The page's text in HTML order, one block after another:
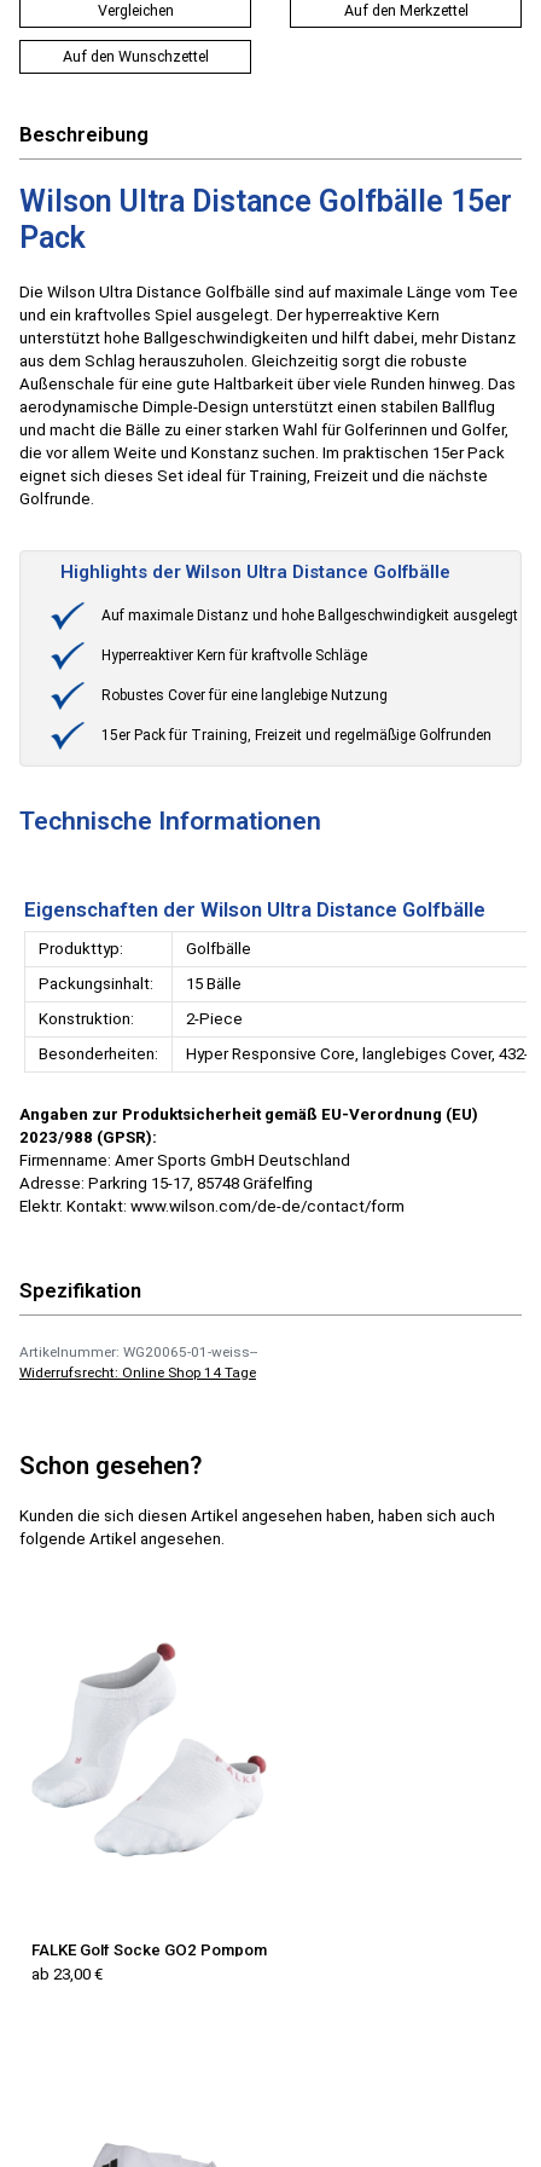
Vergleichen Auf den Merkzettel
Auf den Wunschzettel
Beschreibung
Wilson Ultra Distance Golfbälle 15er
Pack
Die Wilson Ultra Distance Golfbälle sind auf maximale Länge vom Tee
und ein kraftvolles Spiel ausgelegt. Der hyperreaktive Kern
unterstützt hohe Ballgeschwindigkeiten und hilft dabei, mehr Distanz
aus dem Schlag herauszuholen. Gleichzeitig sorgt die robuste
Außenschale für eine gute Haltbarkeit über viele Runden hinweg. Das
aerodynamische Dimple-Design unterstützt einen stabilen Ballflug
und macht die Bälle zu einer starken Wahl für Golferinnen und Golfer,
die vor allem Weite und Konstanz suchen. Im praktischen 15er Pack
eignet sich dieses Set ideal für Training, Freizeit und die nächste
Golfrunde.
Highlights der Wilson Ultra Distance Golfbälle
Auf maximale Distanz und hohe Ballgeschwindigkeit ausgelegt
Hyperreaktiver Kern für kraftvolle Schläge
Robustes Cover für eine langlebige Nutzung
15er Pack für Training, Freizeit und regelmäßige Golfrunden
Technische Informationen
Eigenschaften der Wilson Ultra Distance Golfbälle
Produkttyp:
Golfbälle
Packungsinhalt:
15 Bälle
Konstruktion:
2-Piece
Besonderheiten:
Hyper Responsive Core, langlebiges Cover,
Angaben zur Produktsicherheit gemäß EU-Verordnung (EU)
2023/988 (GPSR):
Firmenname: Amer Sports GmbH Deutschland
Adresse: Parkring 15-17, 85748 Gräfelfing
Elektr. Kontakt: www.wilson.com/de-de/contact/form
Spezifikation
Artikelnummer: WG20065-01-weiss--
Widerrufsrecht: Online Shop 14 Tage
Schon gesehen?
Kunden die sich diesen Artikel angesehen haben, haben sich auch
folgende Artikel angesehen.
FALKE Golf Socke GO2 Pompom
ab 23,00 €